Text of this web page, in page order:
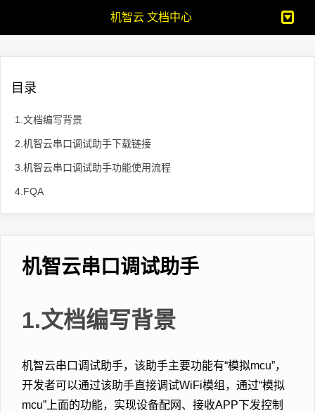
机智云 文档中心
目录
1.文档编写背景
2.机智云串口调试助手下载链接
3.机智云串口调试助手功能使用流程
4.FQA
机智云串口调试助手
1.文档编写背景
机智云串口调试助手，该助手主要功能有“模拟mcu”，
开发者可以通过该助手直接调试WiFi模组，通过“模拟
mcu”上面的功能，实现设备配网、接收APP下发控制